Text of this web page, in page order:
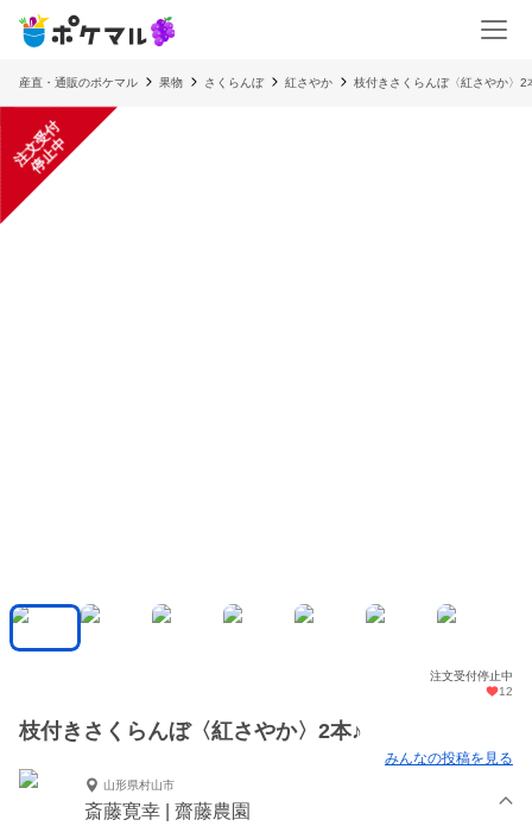
産直・通販のポケマル 果物 さくらんぼ 紅さやか 枝付きさくらんぼ〈紅さやか〉2
注
文
受
付
停
止
中
注文受付停止中
12
枝付きさくらんぼ〈紅さやか〉2本♪
みんなの投稿を見る
山形県村山市
斎藤寛幸 | 齋藤農園